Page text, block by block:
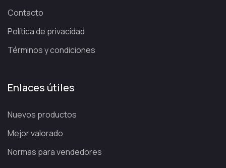
Contacto
Política de privacidad
Términos y condiciones
Enlaces útiles
Nuevos productos
Mejor valorado
Normas para vendedores